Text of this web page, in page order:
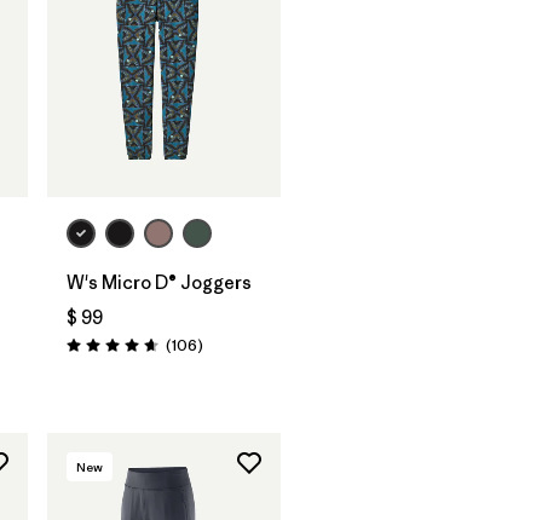
W's Micro D® Joggers
$ 99
Valoración: 4.7 / 5
(106Comentarios
)
New